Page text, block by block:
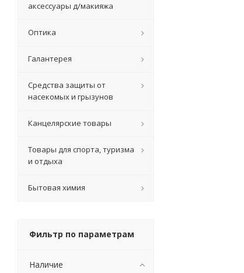
аксессуары д/макияжа
Оптика
Галантерея
Средства защиты от
насекомых и грызунов
Канцелярские товары
Товары для спорта, туризма
и отдыха
Бытовая химия
Фильтр по параметрам
Наличие